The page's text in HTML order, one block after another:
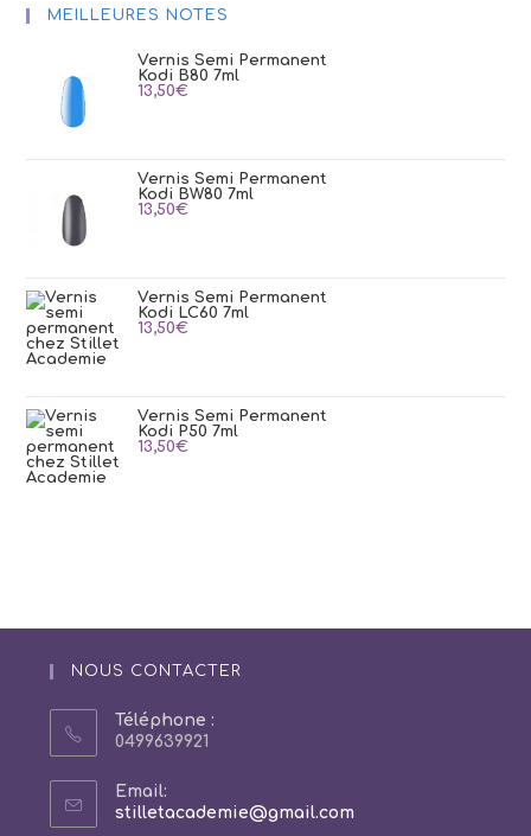
MEILLEURES NOTES
Vernis Semi Permanent
Kodi B80 7ml
13,50€
Vernis Semi Permanent
Kodi BW80 7ml
13,50€
Vernis Semi Permanent
Kodi LC60 7ml
13,50€
Vernis Semi Permanent
Kodi P50 7ml
13,50€
NOUS CONTACTER
Téléphone :
0499639921
Email:
stilletacademie@gmail.comS’ouvre